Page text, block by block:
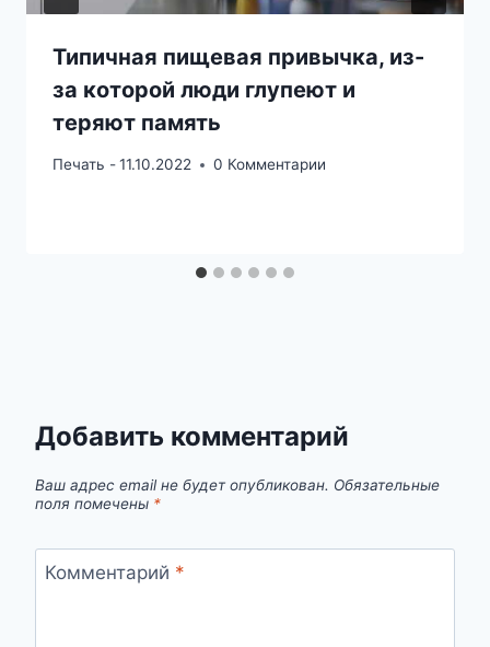
Типичная пищевая привычка, из-
за которой люди глупеют и
теряют память
Печать -11.10.2022 0 Комментарии
Добавить комментарий
Ваш адрес email не будет опубликован. Обязательные
поля помечены *
Комментарий *